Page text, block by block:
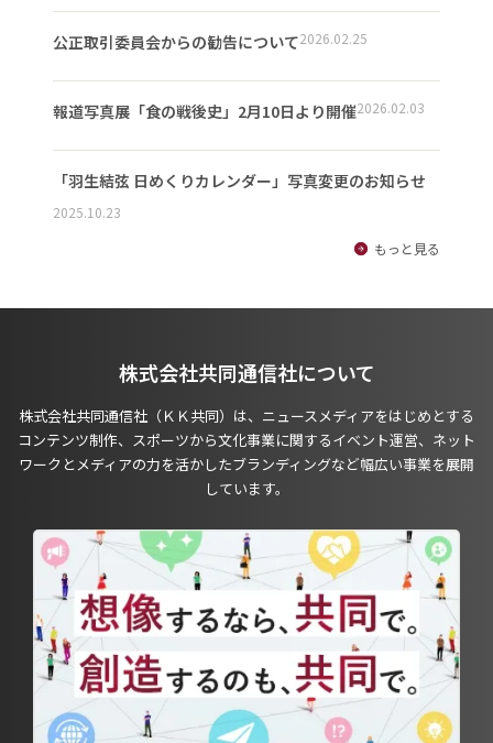
公正取引委員会からの勧告について2026.02.25
報道写真展「食の戦後史」2月10日より開催2026.02.03
「羽生結弦 日めくりカレンダー」写真変更のお知らせ
2025.10.23
もっと見る
株式会社共同通信社について
株式会社共同通信社（ＫＫ共同）は、ニュースメディアをはじめとする
コンテンツ制作、スポーツから文化事業に関するイベント運営、ネット
ワークとメディアの力を活かしたブランディングなど幅広い事業を展開
しています。